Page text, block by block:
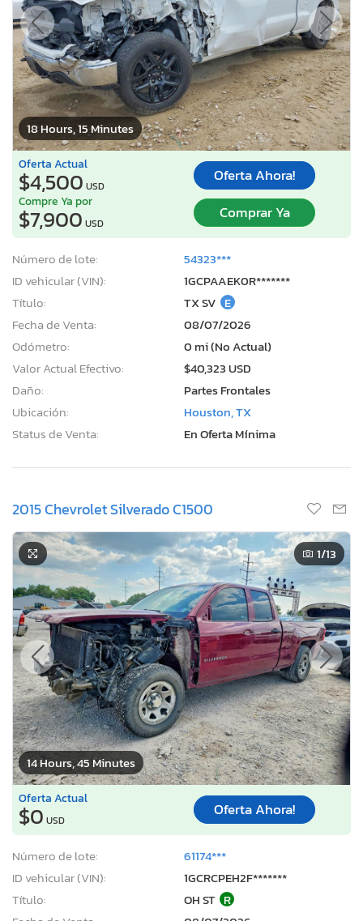
18 Hours, 15 Minutes
Oferta Actual
$4,500 USD
Oferta Ahora!
Compre Ya por
$7,900 USD
Comprar Ya
Número de lote:
54323***
ID vehicular (VIN):
1GCPAAEK0R*******
Título:
TX SV E
Fecha de Venta:
08/07/2026
Odómetro:
0 mi (No Actual)
Valor Actual Efectivo:
$40,323 USD
Daño:
Partes Frontales
Ubicación:
Houston, TX
Status de Venta:
En Oferta Mínima
2015 Chevrolet Silverado C1500
14 Hours, 45 Minutes
1/13
Oferta Actual
$0 USD
Oferta Ahora!
Número de lote:
61174***
ID vehicular (VIN):
1GCRCPEH2F*******
Título:
OH ST R